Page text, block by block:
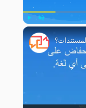
Play Unmute